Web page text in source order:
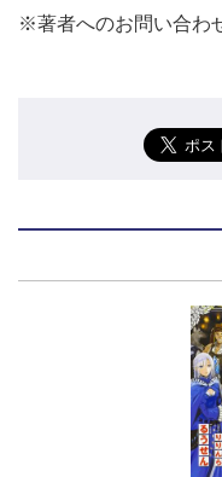
※著者へのお問い合わ